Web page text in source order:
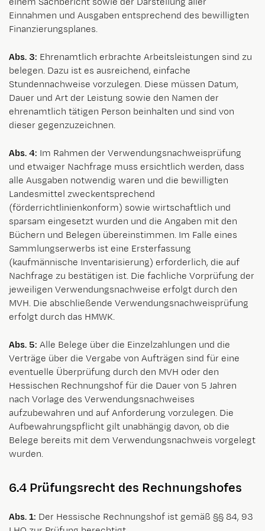
Einnahmen und Ausgaben entsprechend des bewilligten
Finanzierungsplanes.
Abs. 3: Ehrenamtlich erbrachte Arbeitsleistungen sind zu
belegen. Dazu ist es ausreichend, einfache
Stundennachweise vorzulegen. Diese müssen Datum,
Dauer und Art der Leistung sowie den Namen der
ehrenamtlich tätigen Person beinhalten und sind von
dieser gegenzuzeichnen.
Abs. 4: Im Rahmen der Verwendungsnachweisprüfung
und etwaiger Nachfrage muss ersichtlich werden, dass
alle Ausgaben notwendig waren und die bewilligten
Landesmittel zweckentsprechend
(förderrichtlinienkonform) sowie wirtschaftlich und
sparsam eingesetzt wurden und die Angaben mit den
Büchern und Belegen übereinstimmen. Im Falle eines
Sammlungserwerbs ist eine Ersterfassung
(kaufmännische Inventarisierung) erforderlich, die auf
Nachfrage zu bestätigen ist. Die fachliche Vorprüfung der
jeweiligen Verwendungsnachweise erfolgt durch den
MVH. Die abschließende Verwendungsnachweisprüfung
erfolgt durch das HMWK.
Abs. 5: Alle Belege über die Einzelzahlungen und die
Verträge über die Vergabe von Aufträgen sind für eine
eventuelle Überprüfung durch den MVH oder den
Hessischen Rechnungshof für die Dauer von 5 Jahren
nach Vorlage des Verwendungsnachweises
aufzubewahren und auf Anforderung vorzulegen. Die
Aufbewahrungspflicht gilt unabhängig davon, ob die
Belege bereits mit dem Verwendungsnachweis vorgelegt
wurden.
6.4 Prüfungsrecht des Rechnungshofes
Abs. 1: Der Hessische Rechnungshof ist gemäß §§ 84, 93